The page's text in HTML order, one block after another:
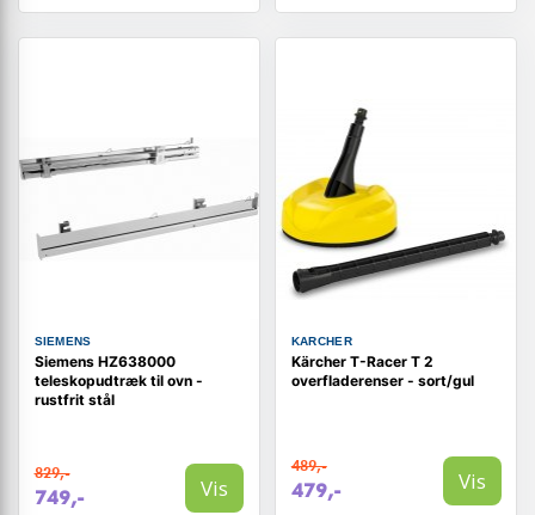
SIEMENS
Siemens HZ638000
teleskopudtræk til ovn -
rustfrit stål
829,-
749,- Vis
KARCHER
Kärcher T-Racer T 2
overfladerenser - sort/gul
489,-
479,- Vis